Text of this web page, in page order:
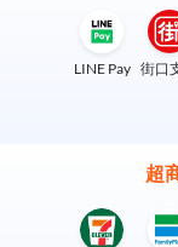
LINE Pay 街口
超